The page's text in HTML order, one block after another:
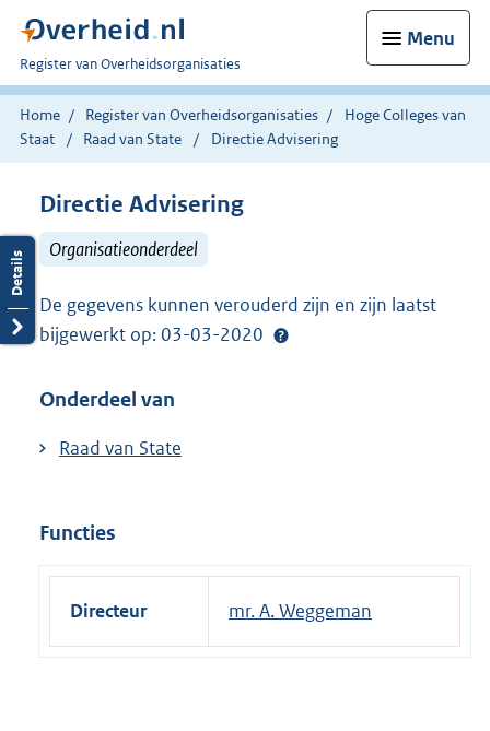
Menu
U
bent
nu
hier:
Register van Overheidsorganisaties
Home Register van Overheidsorganisaties
Hoge Colleges van
Staat
Raad van State Directie Advisering
Directie Advisering
Organisatieonderdeel
De gegevens kunnen verouderd zijn en zijn laatst
bijgewerkt op: 03-03-2020
Onderdeel van
Raad van State
Functies
Directeur mr. A. Weggeman